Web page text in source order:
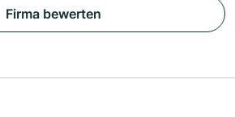
Firma bewerten